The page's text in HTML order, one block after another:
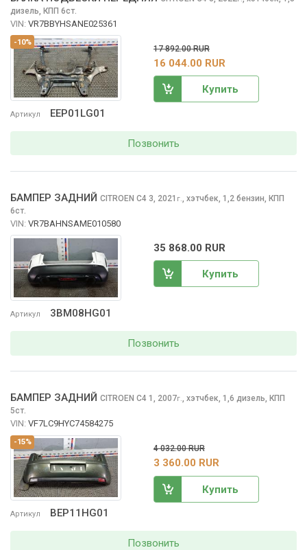
-10%
Артикул EEP01LG01
дизель, КПП 6ст.
VIN: VR7BBYHSANE025361
17 892.00 RUR
16 044.00 RUR
Купить
Позвонить
Артикул 3BM08HG01
БАМПЕР ЗАДНИЙ CITROEN C4 3, 2021 г., хэтчбек, 1,2 бензин, КПП
6ст.
VIN: VR7BAHNSAME010580
35 868.00 RUR
Купить
Позвонить
-15%
Артикул BEP11HG01
БАМПЕР ЗАДНИЙ CITROEN C4 1, 2007г., хэтчбек, 1,6 дизель, КПП
5ст.
VIN: VF7LC9HYC74584275
4 032.00 RUR
3 360.00 RUR
Купить
Позвонить